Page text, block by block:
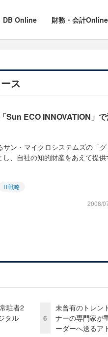
DB Online 財務・会計Online
ス
Sun ECO INNOVATION」
ン・マイクロシステムズの「グ
、自社の知的財産をあえて提供
IT戦略
2008/
駐者2
タル
6
未曾有のトレン
ナーの専門家が
ーダーへ送るア